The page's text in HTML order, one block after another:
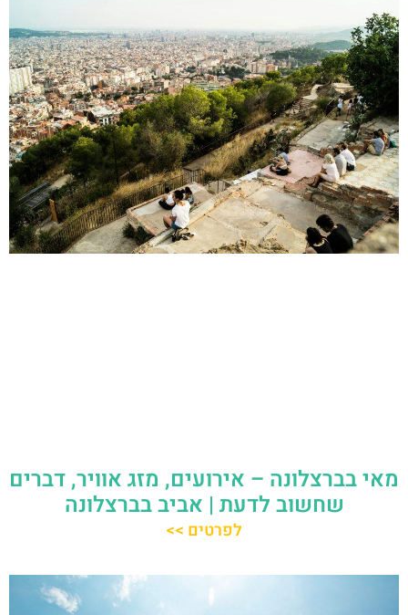
מאי בברצלונה – אירועים, מזג אוויר, דברים
שחשוב לדעת | אביב בברצלונה
לפרטים >>